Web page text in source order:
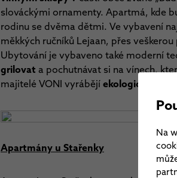
slováckými ornamenty. Apartmá, kde
rodinu se dvěma dětmi. Ve vybavení
měkkých ručníků Lejaan, přes
Ubytování je vybaveno také moderní
grilovat a pochutnávat si na vínech,
majitelé VONI vyrábějíekologická
Apartmány u Stařenky
Na